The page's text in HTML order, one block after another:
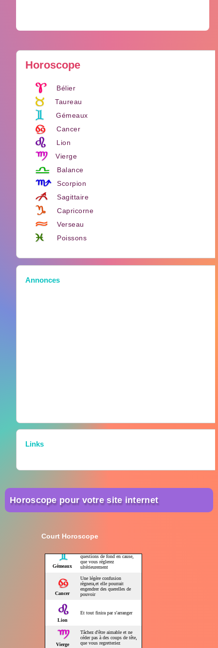
Horoscope
Bélier
Taureau
Gémeaux
Cancer
Lion
Vierge
Balance
Scorpion
Sagittaire
Capricorne
Verseau
Poissons
Annonces
Links
Horoscope pour votre site internet
Court Horoscope